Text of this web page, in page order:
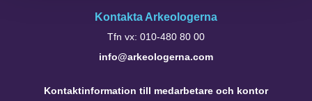
Kontakta Arkeologerna
Tfn vx: 010-480 80 00
info@arkeologerna.com
Kontaktinformation till medarbetare och kontor